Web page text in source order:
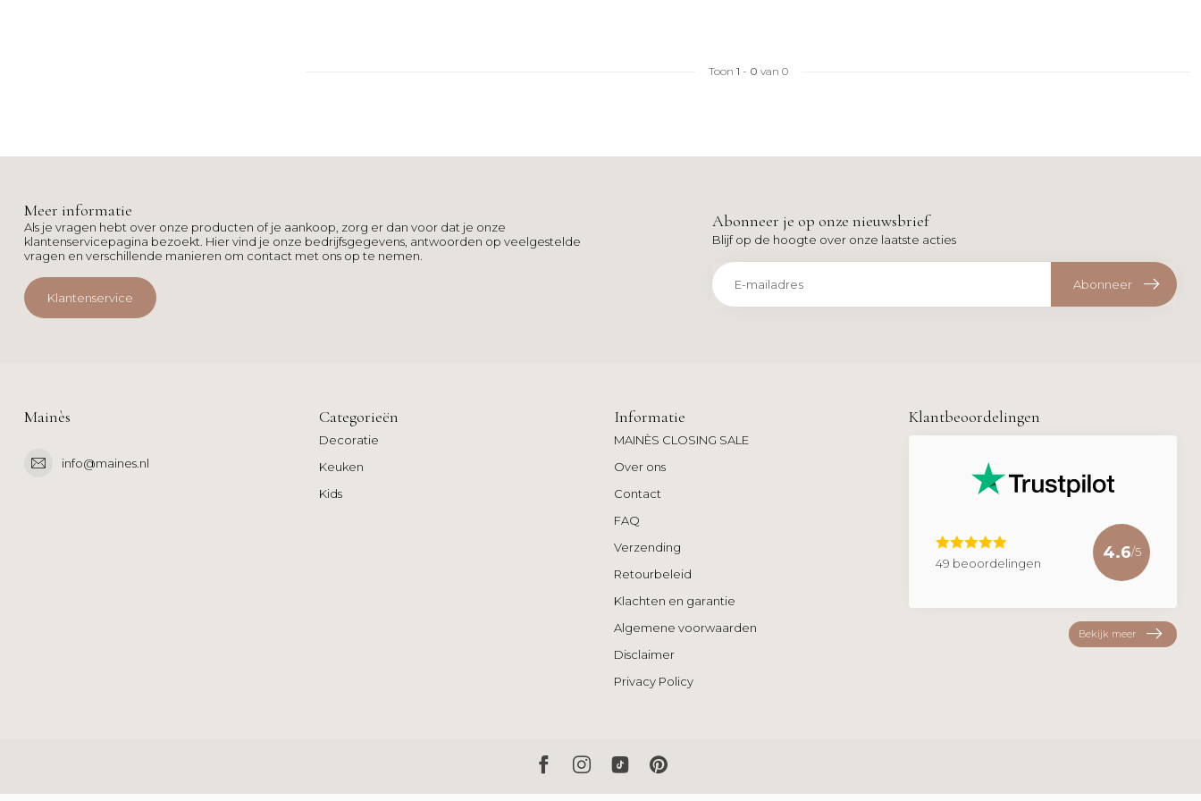
Toon 1 - 0 van 0
Meer informatie
Als je vragen hebt over onze producten of je aankoop, zorg er dan voor dat je onze
klantenservicepagina bezoekt. Hier vind je onze bedrijfsgegevens, antwoorden op veelgestelde
vragen en verschillende manieren om contact met ons op te nemen.
Klantenservice
Abonneer je op onze nieuwsbrief
Blijf op de hoogte over onze laatste acties
Abonneer
Mainès
info@maines.nl
Categorieën
Decoratie
Keuken
Kids
Informatie
MAINÈS CLOSING SALE
Over ons
Contact
FAQ
Verzending
Retourbeleid
Klachten en garantie
Algemene voorwaarden
Disclaimer
Privacy Policy
Klantbeoordelingen
49 beoordelingen
4.6/5
Bekijk meer